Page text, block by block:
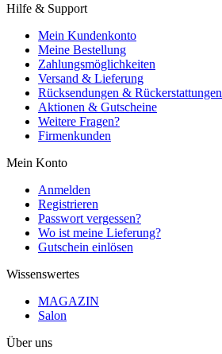
Hilfe & Support
Mein Kundenkonto
Meine Bestellung
Zahlungsmöglichkeiten
Versand & Lieferung
Rücksendungen & Rückerstattungen
Aktionen & Gutscheine
Weitere Fragen?
Firmenkunden
Mein Konto
Anmelden
Registrieren
Passwort vergessen?
Wo ist meine Lieferung?
Gutschein einlösen
Wissenswertes
MAGAZIN
Salon
Über uns